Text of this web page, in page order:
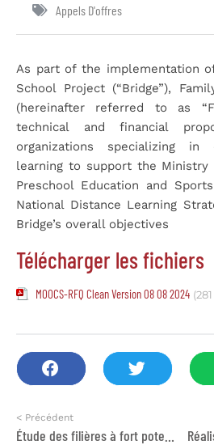
Appels D'offres
As part of the implementation
School Project (“Bridge”),
(hereinafter referred to as
technical and financial
organizations specializing
learning to support the Ministry
Preschool Education and
National Distance Learning
Bridge’s overall objectives
Télécharger les fichiers
MOOCS-RFQ Clean Version 08 08 2024
< Précédent